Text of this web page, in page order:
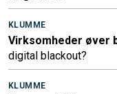
KLUMME
Virksomheder øver
digital blackout?
KLUMME